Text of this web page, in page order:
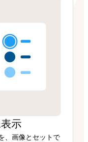
示
、画像とセットで